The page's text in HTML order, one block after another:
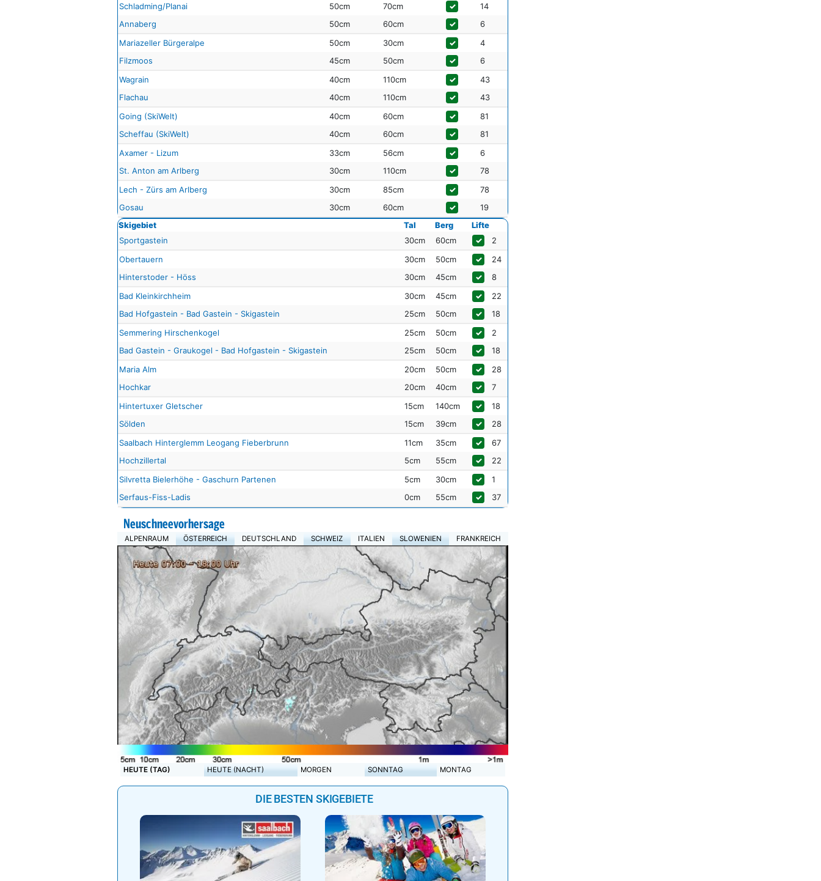
Schladming/Planai
50cm 70cm ✓
14
Annaberg
50cm 60cm ✓
6
Mariazeller Bürgeralpe
50cm 30cm ✓
4
Filzmoos
45cm 50cm ✓
6
Wagrain
40cm 110cm ✓
43
Flachau
40cm 110cm ✓
43
Going (SkiWelt)
40cm 60cm ✓
81
Scheffau (SkiWelt)
40cm 60cm ✓
81
Axamer - Lizum
33cm 56cm ✓
6
St. Anton am Arlberg
30cm 110cm ✓
78
Lech - Zürs am Arlberg
30cm 85cm ✓
78
Gosau
30cm 60cm ✓
19
Skigebiet
Tal Berg
Lifte
Sportgastein
30cm 60cm ✓
2
Obertauern
30cm 50cm ✓
24
Hinterstoder - Höss
30cm 45cm ✓
8
Bad Kleinkirchheim
30cm 45cm ✓
22
Bad Hofgastein - Bad Gastein - Skigastein
25cm 50cm ✓
18
Semmering Hirschenkogel
25cm 50cm ✓
2
Bad Gastein - Graukogel - Bad Hofgastein - Skigastein
25cm 50cm ✓
18
Maria Alm
20cm 50cm ✓
28
Hochkar
20cm 40cm ✓
7
Hintertuxer Gletscher
15cm 140cm ✓
18
Sölden
15cm 39cm ✓
28
Saalbach Hinterglemm Leogang Fieberbrunn
11cm 35cm ✓
67
Hochzillertal
5cm 55cm ✓
22
Silvretta Bielerhöhe - Gaschurn Partenen
5cm 30cm ✓
1
Serfaus-Fiss-Ladis
0cm 55cm ✓ 37
Neuschneevorhersage
ALPENRAUM ÖSTERREICH DEUTSCHLAND SCHWEIZ ITALIEN SLOWENIEN FRANKREICH
HEUTE (TAG) HEUTE (NACHT) MORGEN SONNTAG MONTAG
DIE BESTEN SKIGEBIETE